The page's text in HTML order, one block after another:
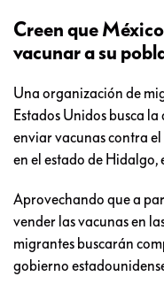
Creen que
vacunar a su
Una organización de
Estados Unidos busca
enviar vacunas contra el
en el estado de Hidalgo,
Aprovechando que a
vender las vacunas en
migrantes buscarán
gobierno